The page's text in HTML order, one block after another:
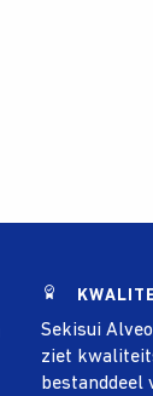
Sekisui
ziet
bestanddeel